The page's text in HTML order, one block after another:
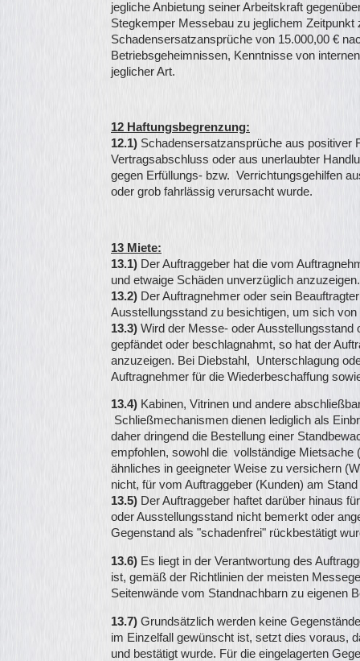
jegliche Anbietung seiner Arbeitskraft
Stegkemper Messebau zu jeglichem
Schadensersatzansprüche von 15.000,00 €
Betriebsgeheimnissen, Kenntnisse von
jeglicher Art.
12 Haftungsbegrenzung:
12.1) Schadensersatzansprüche aus positiver
Vertragsabschluss oder aus unerlaubter
gegen Erfüllungs- bzw. Verrichtungsgehilfen
oder grob fahrlässig verursacht wurde.
13 Miete:
13.1) Der Auftraggeber hat die vom
und etwaige Schäden unverzüglich anzuzeigen.
13.2) Der Auftragnehmer oder sein
Ausstellungsstand zu besichtigen, um sich
13.3) Wird der Messe- oder Ausstellungsstand
gepfändet oder beschlagnahmt, so hat der
anzuzeigen. Bei Diebstahl, Unterschlagung
Auftragnehmer für die Wiederbeschaffung
13.4) Kabinen, Vitrinen und andere
Schließmechanismen dienen lediglich als
daher dringend die Bestellung einer
empfohlen, sowohl die vollständige
ähnliches in geeigneter Weise zu versichern
nicht, für vom Auftraggeber (Kunden) am
13.5) Der Auftraggeber haftet darüber hinaus
oder Ausstellungsstand nicht bemerkt oder
Gegenstand als "schadenfrei" rückbestätigt
13.6) Es liegt in der Verantwortung des
ist, gemäß der Richtlinien der meisten
Seitenwände vom Standnachbarn zu eigenen
13.7) Grundsätzlich werden keine
im Einzelfall gewünscht ist, setzt dies voraus,
und bestätigt wurde. Für die eingelagerten